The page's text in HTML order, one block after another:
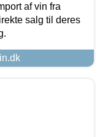
af vin fra
salg til deres